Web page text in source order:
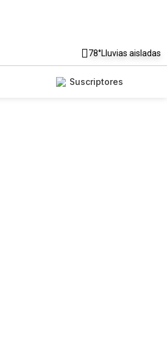
78°Lluvias aisladas
Suscriptores